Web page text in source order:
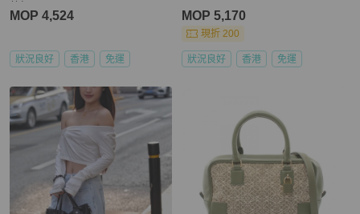
MOP 4,524
狀況良好 香港 免運
MOP 5,170
現折 200
狀況良好 香港 免運